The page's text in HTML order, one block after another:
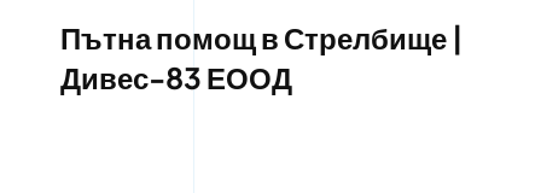
Пътна помощ в Стрелбище |
Дивес-83 ЕООД